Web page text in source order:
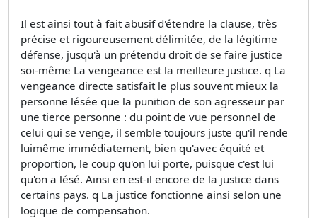
Il est ainsi tout à fait abusif d'étendre la clause, très
précise et rigoureusement délimitée, de la légitime
défense, jusqu'à un prétendu droit de se faire justice
soi-même La vengeance est la meilleure justice. q La
vengeance directe satisfait le plus souvent mieux la
personne lésée que la punition de son agresseur par
une tierce personne : du point de vue personnel de
celui qui se venge, il semble toujours juste qu'il rende
luimême immédiatement, bien qu'avec équité et
proportion, le coup qu'on lui porte, puisque c'est lui
qu'on a lésé. Ainsi en est-il encore de la justice dans
certains pays. q La justice fonctionne ainsi selon une
logique de compensation.